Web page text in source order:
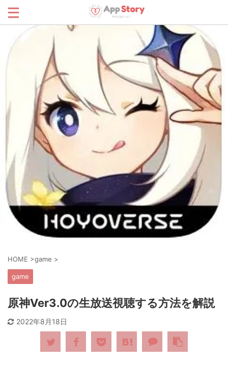
HOME >game >
game
原神Ver3.0の生放送視聴する方法を解説
2022年8月18日